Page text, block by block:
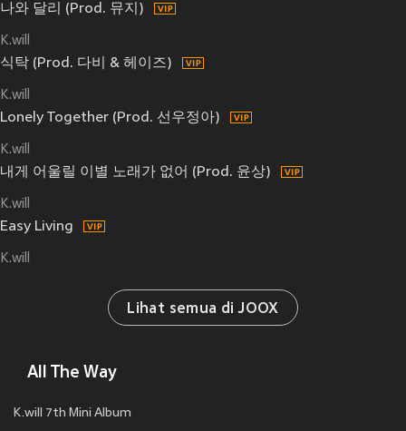
나와 달리 (Prod. 뮤지)
K.will
식탁 (Prod. 다비 & 헤이즈)
K.will
Lonely Together (Prod. 선우정아)
K.will
내게 어울릴 이별 노래가 없어 (Prod. 윤상)
K.will
Easy Living
K.will
Lihat semua di JOOX
All The Way
K.will 7th Mini Album